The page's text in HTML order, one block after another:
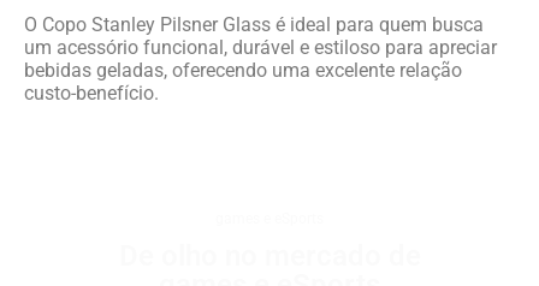
O Copo Stanley Pilsner Glass é ideal para quem busca
um acessório funcional, durável e estiloso para apreciar
bebidas geladas, oferecendo uma excelente relação
custo-benefício.